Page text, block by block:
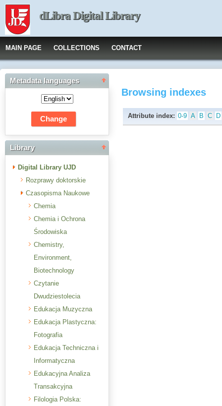
dLibra Digital Library
MAIN PAGE COLLECTIONS CONTACT
Metadata languages
Library
Digital Library UJD
Rozprawy doktorskie
Czasopisma Naukowe
Chemia
Chemia i Ochrona
Środowiska
Chemistry,
Environment,
Biotechnology
Czytanie
Dwudziestolecia
Edukacja Muzyczna
Edukacja Plastyczna:
Fotografia
Edukacja Techniczna i
Informatyczna
Edukacyjna Analiza
Transakcyjna
Filologia Polska:
Browsing indexes
Attribute index: 0-9 A B C D